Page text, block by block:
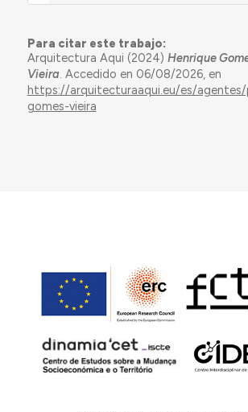
Para citar este trabajo:
Arquitectura Aqui (2024) Henrique
Vieira. Accedido en 06/08/2026, en
https://arquitecturaaqui.eu/es/agentes/
gomes-vieira